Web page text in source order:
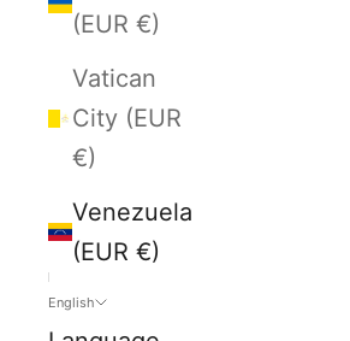
(EUR €)
Vatican
City (EUR
€)
Venezuela
(EUR €)
English